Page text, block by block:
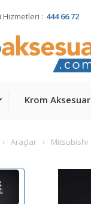
Hizmetleri : 444 66 72
Krom Aksesuar
Araçlar Mitsubishi